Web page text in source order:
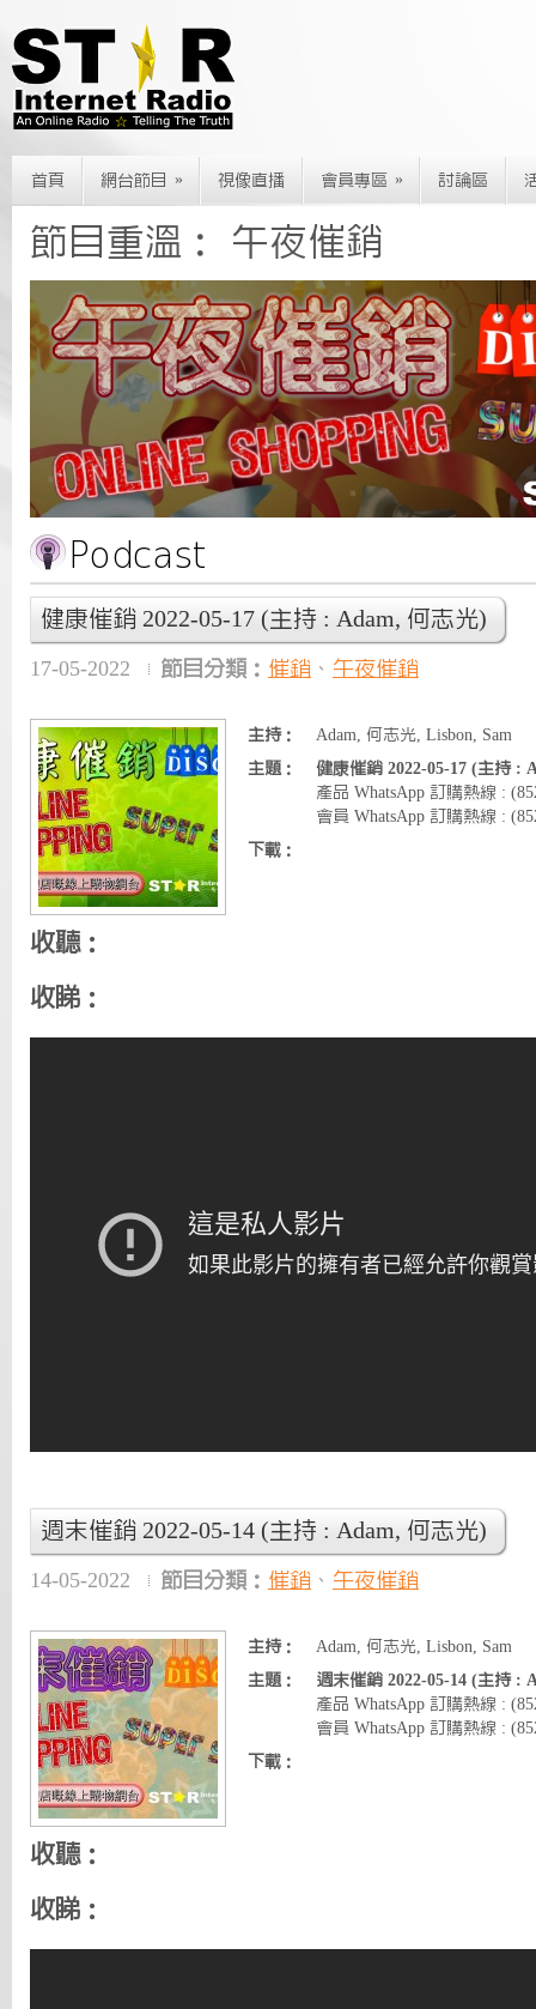
首頁 網台節目 » 視像直播 會員專區 » 討論區
節目重溫： 午夜催銷
健康催銷 2022-05-17 (主持 : Adam, 何志光)
17-05-2022 節目分類： 催銷 、 午夜催銷
主持：
Adam, 何志光, Lisbon, Sam
主題：
健康催銷 2022-05-17 (主持 :
產品 WhatsApp 訂購熱線 :
會員 WhatsApp 訂購熱線 :
下載：
收聽：
收睇：
週末催銷 2022-05-14 (主持 : Adam, 何志光)
14-05-2022 節目分類： 催銷 、 午夜催銷
主持：
Adam, 何志光, Lisbon, Sam
主題：
週末催銷 2022-05-14 (主持 :
產品 WhatsApp 訂購熱線 :
會員 WhatsApp 訂購熱線 :
下載：
收聽：
收睇：